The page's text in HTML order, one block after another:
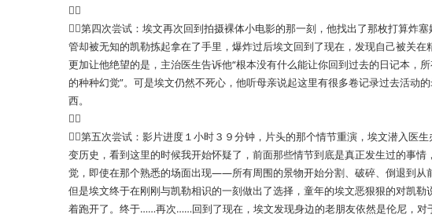

第四次尝试：埃文再次回到拍摄裸体小电影的那一刻，他找出了那枚打算炸
管却被无知的凯勒拣起拿在了手里，爆炸过后埃文回到了现在，发现自己被关
更加让他绝望的是，主治医生告诉他“根本没有什么能让你回到过去的日记本，
的种种幻觉”。可是埃文仍然不死心，他听母亲说起这里有很多卷记录过去活动
西。

第五次尝试：影片进度１小时３９分钟，片头的那个情节重演，埃文潜入医
变历史，看到这里的时候我开始怀疑了，前面那些情节到底是真正发生过的事
觉，即使在那个熟悉的场面出现——所有周围的景物开始分割、破碎、倒退到从
但是埃文终于在刚刚与凯勒相识的一刻做出了选择，童年的埃文恶狠狠的对凯
着跑开了。终于……再次……回到了现在，埃文发现身边的老朋友依然是伦尼，对